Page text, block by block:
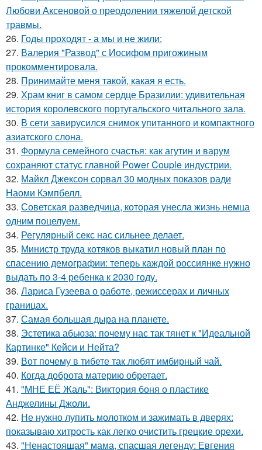
Любови Аксеновой о преодолении тяжелой детской
травмы.
26. Годы проходят - а мы и не жили:
27. Валерия "Развод" с Иосифом пригожиным
прокомментировала.
28. Принимайте меня такой, какая я есть.
29. Храм книг в самом сердце Бразилии: удивительная
история королевского португальского читального зала.
30. В сети завирусился снимок упитанного и компактного
азиатского слона.
31. Формула семейного счастья: как агутин и варум
сохраняют статус главной Power Couple индустрии.
32. Майкл Джексон сорвал 30 модных показов ради
Наоми Кэмпбелл.
33. Советская разведчица, которая унесла жизнь немца
одним поцелуем.
34. Регулярный секс нас сильнее делает.
35. Министр труда котяков выкатил новый план по
спасению демографии: теперь каждой россиянке нужно
выдать по 3-4 ребенка к 2030 году.
36. Лариса Гузеева о работе, режиссерах и личных
границах.
37. Самая большая дыра на планете.
38. Эстетика абьюза: почему нас так тянет к "Идеальной
Картинке" Кейси и Нейта?
39. Вот почему в тибете так любят имбирный чай.
40. Когда доброта материю обретает.
41. "МНЕ ЕЁ Жаль": Виктория боня о пластике
Анджелины Джоли.
42. Не нужно лупить молотком и зажимать в дверях:
показываю хитрость как легко очистить грецкие орехи.
43. "Ненастоящая" мама, спасшая легенду: Евгения